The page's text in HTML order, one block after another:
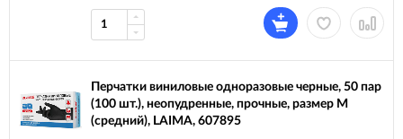
Перчатки виниловые одноразовые черные, 50 пар
(100 шт.), неопудренные, прочные, размер M
(средний), LAIMA, 607895